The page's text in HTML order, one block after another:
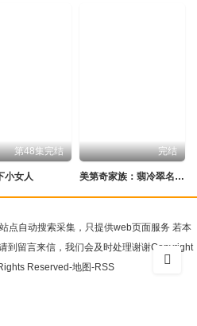
第48集完结
小女人
完结
美第奇家族：翡冷翠名门第二季
点自动搜索采集，只提供web页面服务 若本
到留言来信，我们会及时处理谢谢Copyright
Reserved-地图-RSS